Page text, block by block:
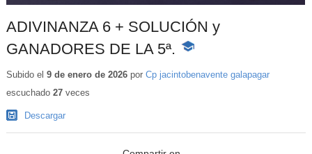
ADIVINANZA 6 + SOLUCIÓN y
GANADORES DE LA 5ª.
-
educativo
Subido el 9 de enero de 2026por Cp jacintobenavente galapagar
escuchado 27veces
Descargar